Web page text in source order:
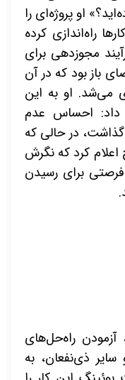
او پروژه‌ای را
راه‌اندازی کرده
مجوزدهی برای
باز بود که در آن
با ۱۴ نهاد شهری می‌شد. او به این
احساس عدم
در حالی که
کرد که نگرش
برای رسیدن
راه‌حل‌های
سایر ذی‌نفعان، به